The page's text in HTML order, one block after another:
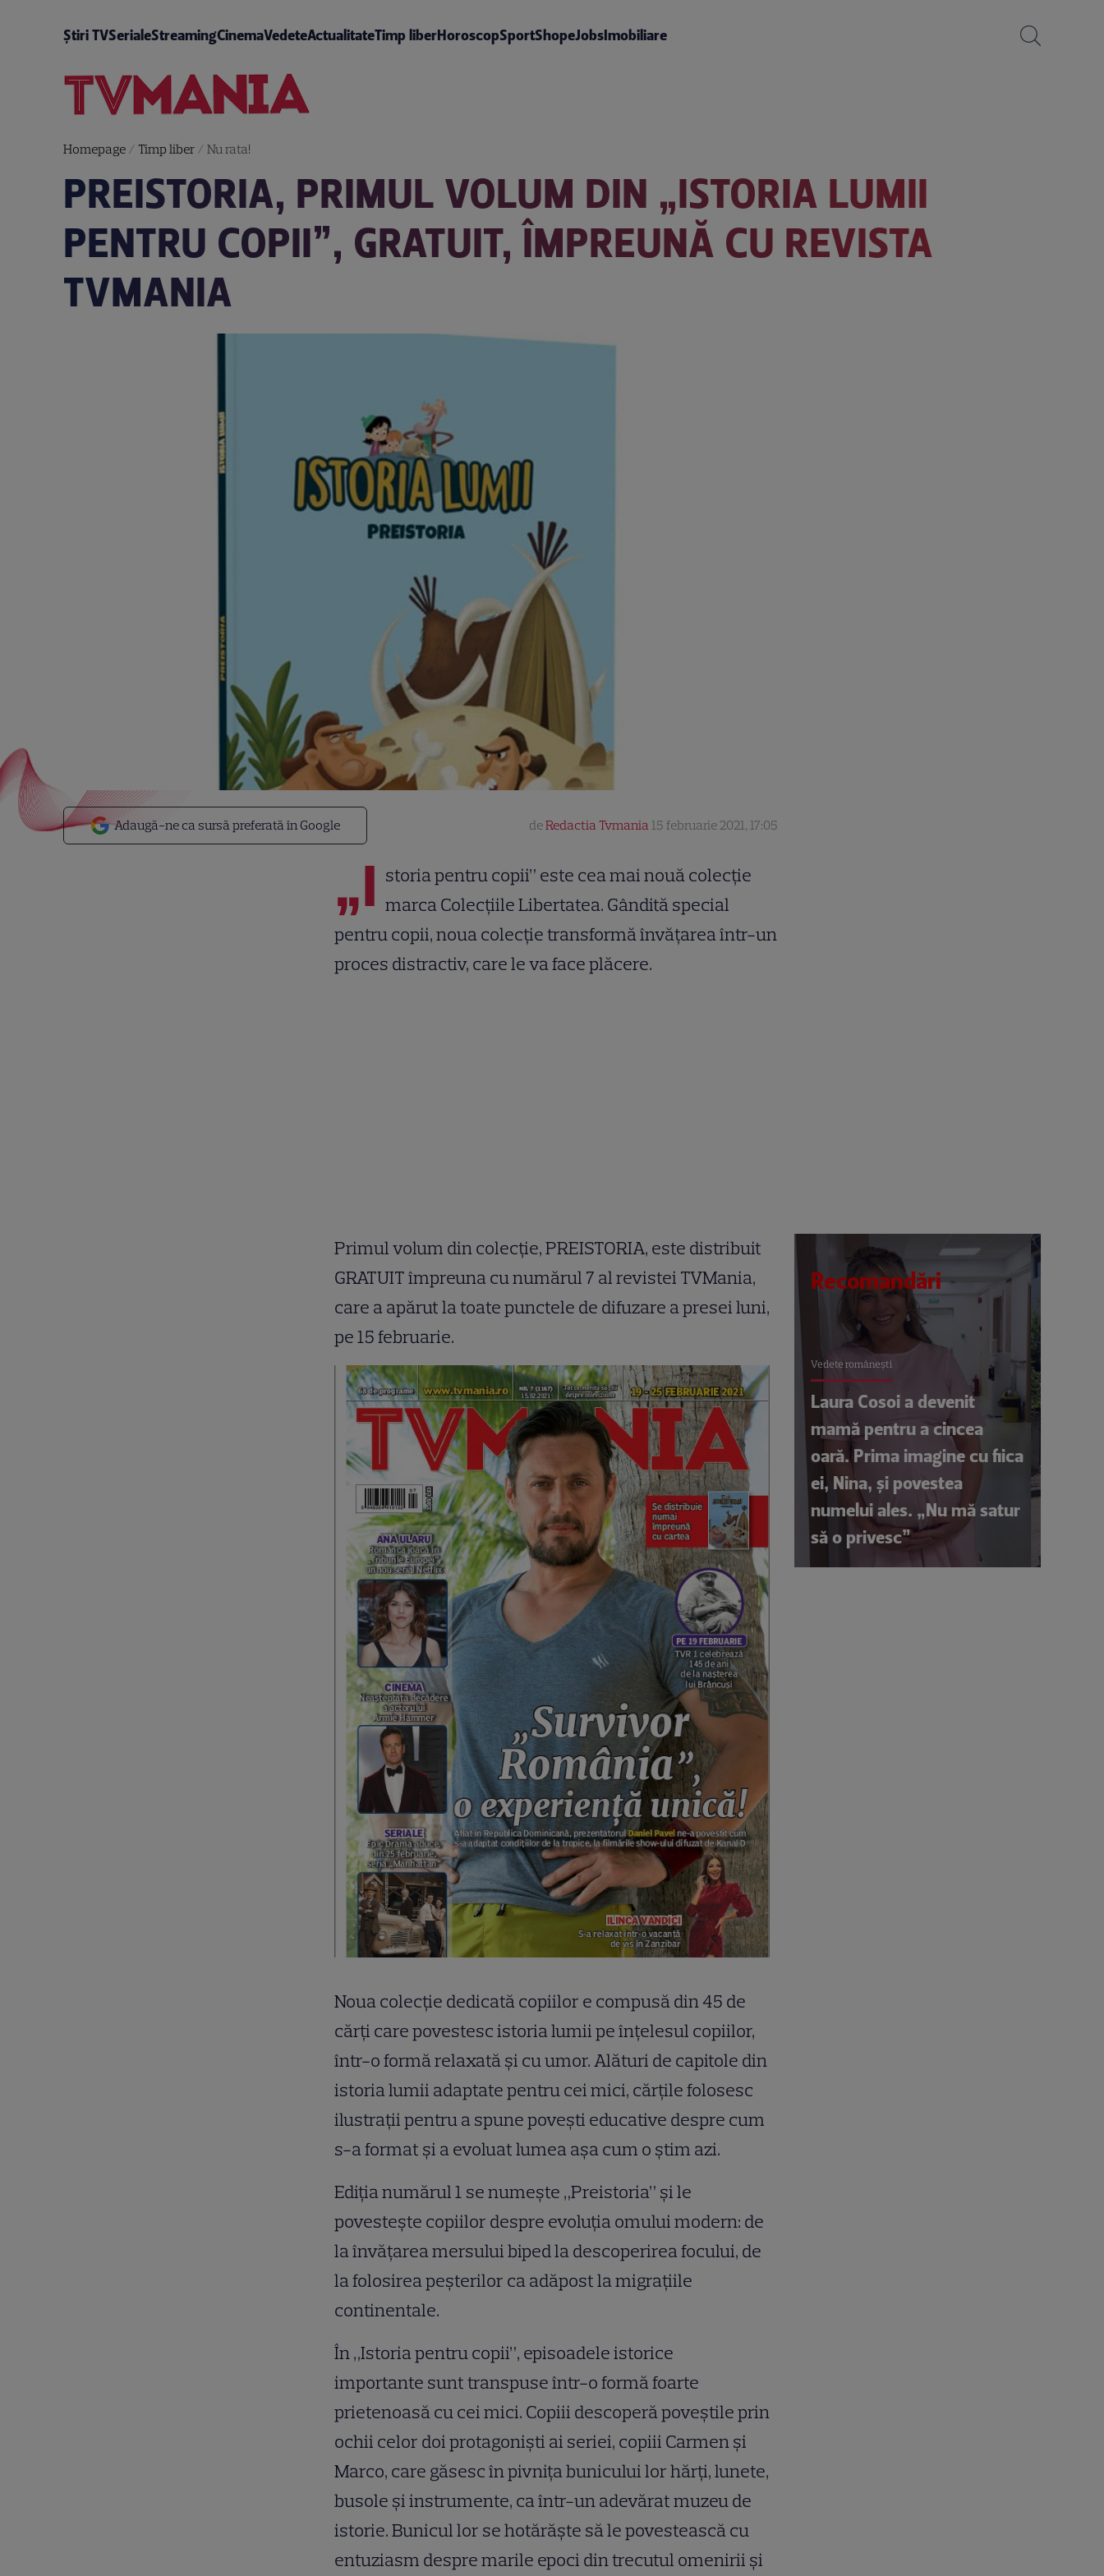
Știri TVSerialeStreamingCinemaVedeteActualitateTimp liberHoroscopSportShopeJobsImobiliare
Homepage/ Timp liber/ Nu rata!
PREISTORIA, PRIMUL VOLUM DIN „ISTORIA LUMII
PENTRU COPII”, GRATUIT, ÎMPREUNĂ CU REVISTA
TVMANIA
Adaugă-ne ca sursă preferată în Google deRedactia Tvmania 15 februarie 2021, 17:05
„I storia pentru copii” este cea mai nouă colecție
marca Colecțiile Libertatea. Gândită special
pentru copii, noua colecție transformă învățarea într-un
proces distractiv, care le va face plăcere.
Primul volum din colecție, PREISTORIA, este distribuit
GRATUIT împreuna cu numărul 7 al revistei TVMania,
care a apărut la toate punctele de difuzare a presei luni,
pe 15 februarie.
Noua colecție dedicată copiilor e compusă din 45 de
cărți care povestesc istoria lumii pe înțelesul copiilor,
într-o formă relaxată și cu umor. Alături de capitole din
istoria lumii adaptate pentru cei mici, cărțile folosesc
ilustrații pentru a spune povești educative despre cum
s-a format și a evoluat lumea așa cum o știm azi.
Ediția numărul 1 se numește „Preistoria” și le
povestește copiilor despre evoluția omului modern: de
la învățarea mersului biped la descoperirea focului, de
la folosirea peșterilor ca adăpost la migrațiile
continentale.
În „Istoria pentru copii”, episoadele istorice
importante sunt transpuse într-o formă foarte
prietenoasă cu cei mici. Copiii descoperă poveștile prin
ochii celor doi protagoniști ai seriei, copiii Carmen și
Marco, care găsesc în pivnița bunicului lor hărți, lunete,
busole și instrumente, ca într-un adevărat muzeu de
istorie. Bunicul lor se hotărăște să le povestească cu
entuziasm despre marile epoci din trecutul omenirii și
Recomandări
Vedete româneşti
Laura Cosoi a devenit
mamă pentru a cincea
oară. Prima imagine cu fiica
ei, Nina, și povestea
numelui ales. „Nu mă satur
să o privesc”